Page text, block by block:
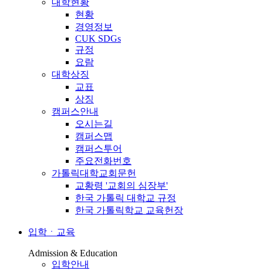
대학현황
현황
경영정보
CUK SDGs
규정
요람
대학상징
교표
상징
캠퍼스안내
오시는길
캠퍼스맵
캠퍼스투어
주요전화번호
가톨릭대학교회문헌
교황령 '교회의 심장부'
한국 가톨릭 대학교 규정
한국 가톨릭학교 교육헌장
입학ㆍ교육
Admission & Education
입학안내